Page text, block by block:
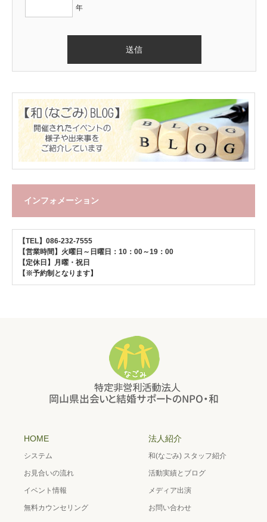
年
インフォメーション
【TEL】086-232-7555
【営業時間】火曜日～日曜日：10：00～19：00
【定休日】月曜・祝日
【※予約制となります】
HOME
システム
お見合いの流れ
イベント情報
無料カウンセリング
法人紹介
和(なごみ) スタッフ紹介
活動実績とブログ
メディア出演
お問い合わせ